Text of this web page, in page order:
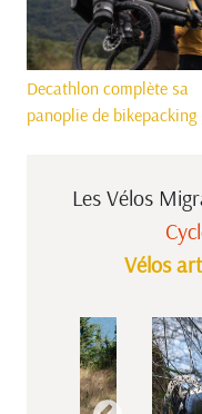
Decathlon complète sa
panoplie de bikepacking
Les Vélos
Vélos